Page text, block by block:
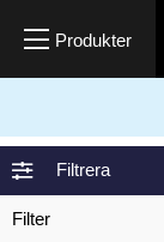
Filtrera
Filter